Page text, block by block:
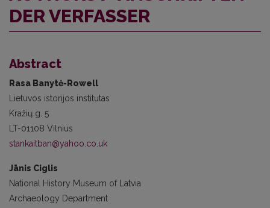
DER VERFASSER
Abstract
Rasa Banytė-Rowell
Lietuvos istorijos institutas
Kražių g. 5
LT-01108 Vilnius
stankaitban@yahoo.co.uk
Jānis Ciglis
National History Museum of Latvia
Archaeology Department